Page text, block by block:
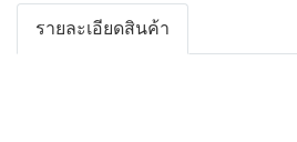
รายละเอียดสินค้า